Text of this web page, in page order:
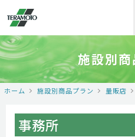
施設別
ホーム 施設別商品プラン 量販店
事務所